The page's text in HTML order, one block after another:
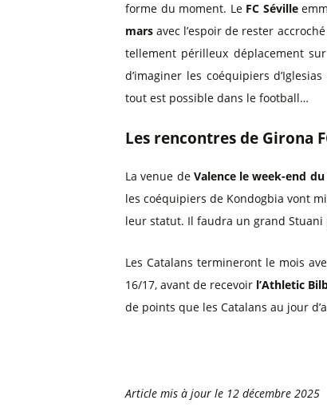
forme du moment. Le FC Séville
mars avec l’espoir de rester
tellement périlleux déplacement
d’imaginer les coéquipiers
tout est possible dans le football…
Les rencontres de Girona
La venue de Valence le week-end
les coéquipiers de Kondogbia vont
leur statut. Il faudra un grand
Les Catalans termineront le mois
16/17, avant de recevoir l’Athletic
de points que les Catalans au jour
Article mis à jour le 12 décembre 2025